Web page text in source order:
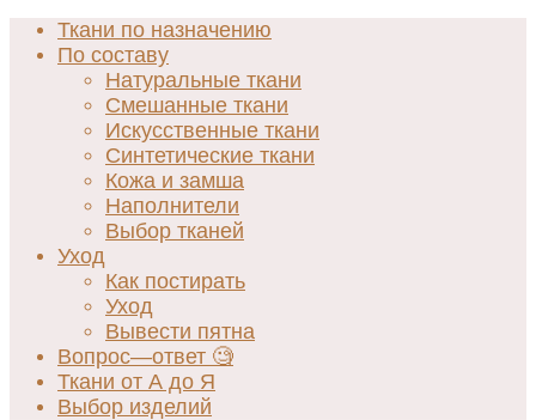
Ткани по назначению
По составу
Натуральные ткани
Смешанные ткани
Искусственные ткани
Синтетические ткани
Кожа и замша
Наполнители
Выбор тканей
Уход
Как постирать
Уход
Вывести пятна
Вопрос—ответ 🧐
Ткани от А до Я
Выбор изделий